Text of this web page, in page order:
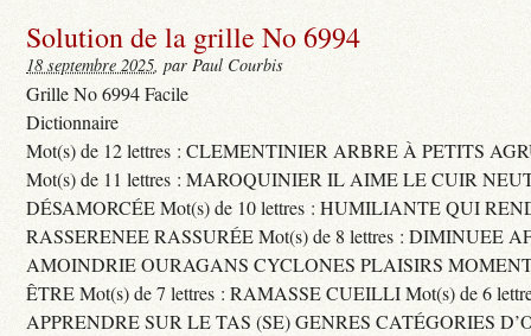
Solution de la grille No 6994
18 septembre 2025, par Paul Courbis
Grille No 6994 Facile
Dictionnaire
Mot(s) de 12 lettres : CLEMENTINIER ARBRE À PETITS
Mot(s) de 11 lettres : MAROQUINIER IL AIME LE CUIR
DÉSAMORCÉE Mot(s) de 10 lettres : HUMILIANTE QUI
RASSERENEE RASSURÉE Mot(s) de 8 lettres : DIMINUEE
AMOINDRIE OURAGANS CYCLONES PLAISIRS
ÊTRE Mot(s) de 7 lettres : RAMASSE CUEILLI Mot(s) de 6
APPRENDRE SUR LE TAS (SE) GENRES CATÉGORIES